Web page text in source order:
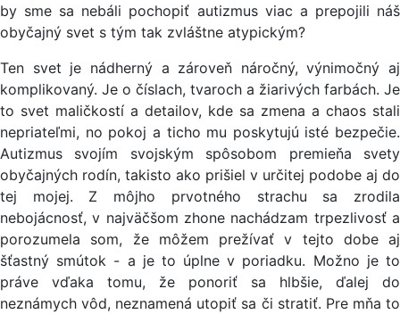
by sme sa nebáli pochopiť autizmus viac a prepojili náš
obyčajný svet s tým tak zvláštne atypickým?
Ten svet je nádherný a zároveň náročný, výnimočný aj
komplikovaný. Je o číslach, tvaroch a žiarivých farbách. Je
to svet maličkostí a detailov, kde sa zmena a chaos stali
nepriateľmi, no pokoj a ticho mu poskytujú isté bezpečie.
Autizmus svojím svojským spôsobom premieňa svety
obyčajných rodín, takisto ako prišiel v určitej podobe aj do
tej mojej. Z môjho prvotného strachu sa zrodila
nebojácnosť, v najväčšom zhone nachádzam trpezlivosť a
porozumela som, že môžem prežívať v tejto dobe aj
šťastný smútok - a je to úplne v poriadku. Možno je to
práve vďaka tomu, že ponoriť sa hlbšie, ďalej do
neznámych vôd, neznamená utopiť sa či stratiť. Pre mňa to